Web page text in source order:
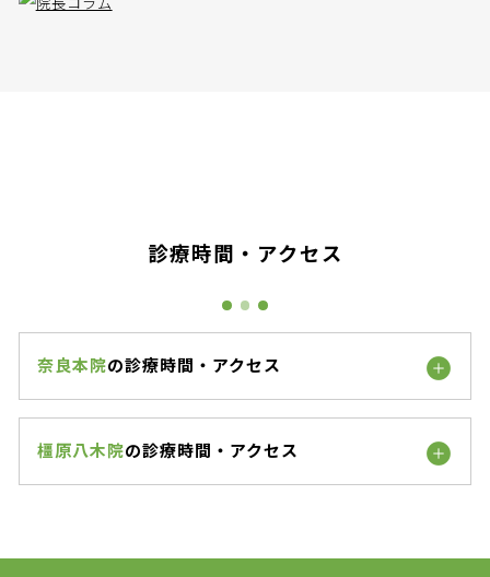
診療時間・アクセス
奈良本院の診療時間・アクセス
橿原八木院の診療時間・アクセス